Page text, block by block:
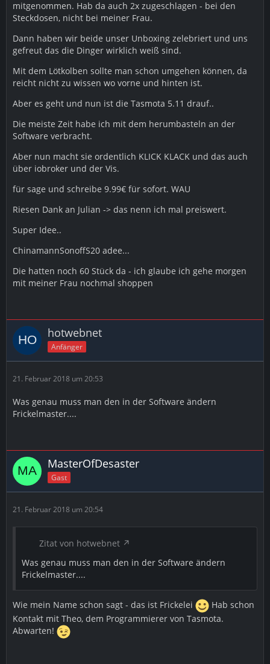
mitgenommen. Hab da auch 2x zugeschlagen - bei den
Steckdosen, nicht bei meiner Frau.
Dann haben wir beide unser Unboxing zelebriert und uns
gefreut das die Dinger wirklich weiß sind.
Mit dem Lötkolben sollte man schon umgehen können, da
reicht nicht zu wissen wo vorne und hinten ist.
Aber es geht und nun ist die Tasmota 5.11 drauf..
Die meiste Zeit habe ich mit dem herumbasteln an der
Software verbracht.
Aber nun macht sie ordentlich KLICK KLACK und das auch
über iobroker und der Vis.
für sage und schreibe 9.99€ für sofort. WAU
Riesen Dank an Julian -> das nenn ich mal preiswert.
Super Idee..
ChinamannSonoffS20 adee...
Die hatten noch 60 Stück da - ich glaube ich gehe morgen
mit meiner Frau nochmal shoppen
hotwebnet
Anfänger
21. Februar 2018 um 20:53
Was genau muss man den in der Software ändern
Frickelmaster....
MasterOfDesaster
Gast
21. Februar 2018 um 20:54
Zitat von hotwebnet
Was genau muss man den in der Software ändern
Frickelmaster....
Wie mein Name schon sagt - das ist Frickelei
Hab schon
Kontakt mit Theo, dem Programmierer von Tasmota.
Abwarten!